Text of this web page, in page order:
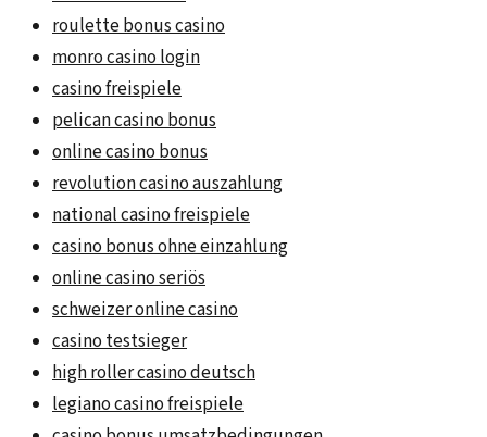
roulette bonus casino
monro casino login
casino freispiele
pelican casino bonus
online casino bonus
revolution casino auszahlung
national casino freispiele
casino bonus ohne einzahlung
online casino seriös
schweizer online casino
casino testsieger
high roller casino deutsch
legiano casino freispiele